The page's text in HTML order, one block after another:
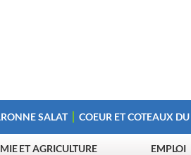
SALAT COEUR ET COTEAUX
ET AGRICULTURE EMPLOI